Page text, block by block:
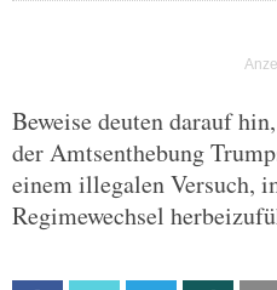
Beweise deuten darauf
der Amtsenthebung
einem illegalen Versuch,
Regimewechsel